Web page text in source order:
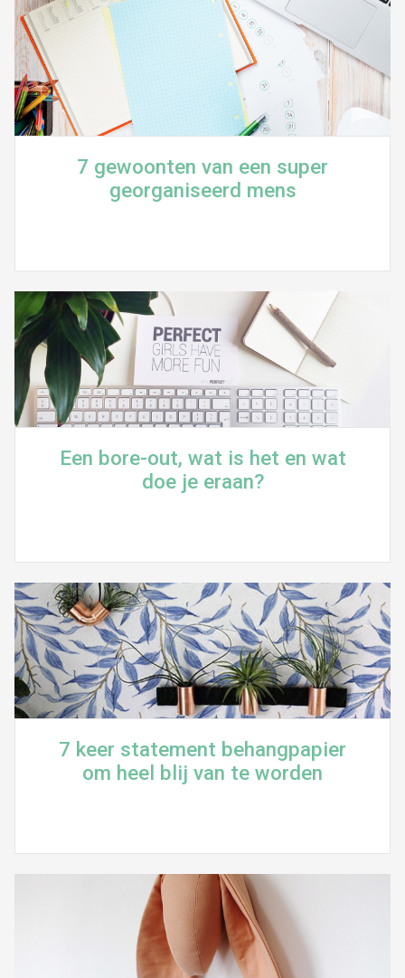
7 gewoonten van een super
georganiseerd mens
Een bore-out, wat is het en wat
doe je eraan?
7 keer statement behangpapier
om heel blij van te worden